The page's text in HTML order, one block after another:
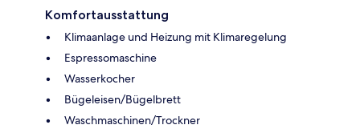
Komfortausstattung
Klimaanlage und Heizung mit Klimaregelung
Espressomaschine
Wasserkocher
Bügeleisen/Bügelbrett
Waschmaschinen/Trockner